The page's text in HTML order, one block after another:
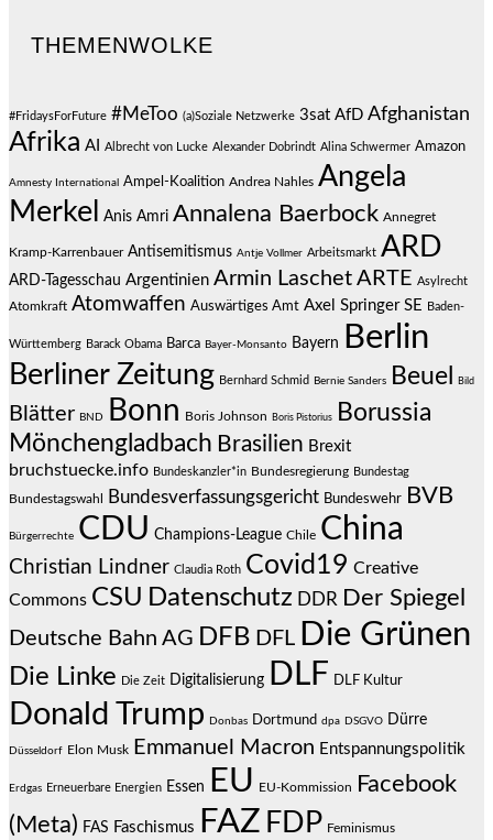
THEMENWOLKE
#FridaysForFuture #MeToo (a)Soziale Netzwerke 3sat AfD Afghanistan
Afrika AI Albrecht von Lucke Alexander Dobrindt Alina Schwermer Amazon
Amnesty International Ampel-Koalition Andrea Nahles Angela
Merkel
Anis Amri Annalena Baerbock Annegret
Kramp-Karrenbauer Antisemitismus Antje Vollmer Arbeitsmarkt ARD
ARD-Tagesschau Argentinien Armin Laschet ARTE Asylrecht
Atomkraft Atomwaffen Auswärtiges Amt Axel Springer SE Baden-
Württemberg Barack Obama Barca Bayer-Monsanto Bayern Berlin
Berliner Zeitung Bernhard Schmid Bernie Sanders Beuel Bild
Blätter BND Bonn Boris Johnson Boris Pistorius
Borussia
Mönchengladbach Brasilien Brexit
bruchstuecke.info Bundeskanzler*in Bundesregierung Bundestag
Bundestagswahl Bundesverfassungsgericht Bundeswehr BVB
Bürgerrechte CDU Champions-League Chile China
Christian Lindner Claudia Roth Covid19 Creative
Commons CSU Datenschutz DDR Der Spiegel
Deutsche Bahn AG DFB DFL Die Grünen
Die Linke Die Zeit Digitalisierung DLF DLF Kultur
Donald Trump Donbas Dortmund dpa DSGVO Dürre
Düsseldorf Elon Musk Emmanuel Macron Entspannungspolitik
Erdgas Erneuerbare Energien Essen EU EU-Kommission
Facebook
(Meta) FAS Faschismus FAZ FDP Feminismus